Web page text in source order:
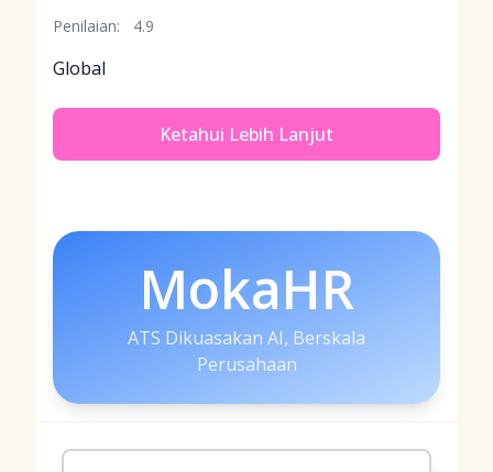
Penilaian:
4.9
Global
Ketahui Lebih Lanjut
MokaHR
ATS Dikuasakan AI, Berskala
Perusahaan